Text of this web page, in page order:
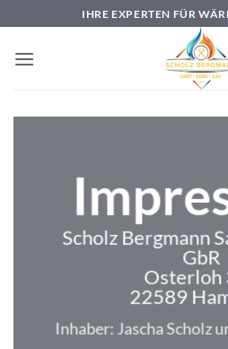
Inhalt
springen
IHRE EXPERTEN FÜR
Scholz Bergmann
GbR
Osterloh
22589
Inhaber: Jascha Scholz